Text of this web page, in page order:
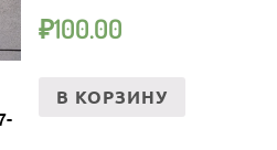
₽100.00
В КОРЗИНУ